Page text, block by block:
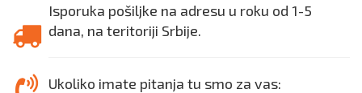
Isporuka pošiljke na adresu u roku od 1-5
dana, na teritoriji Srbije.
Ukoliko imate pitanja tu smo za vas: